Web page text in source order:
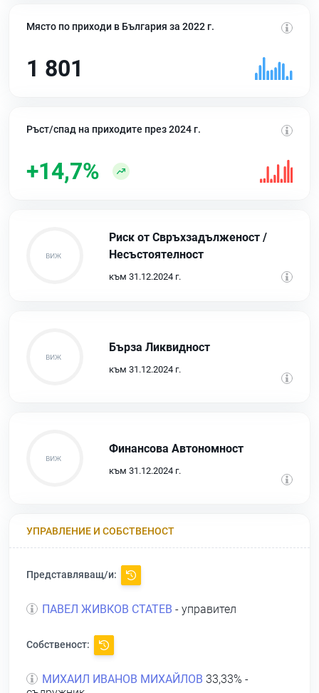
Място по приходи в България за 2022 г.
1 801
Ръст/спад на приходите през 2024 г.
+14,7%
Риск от Свръхзадълженост /
Несъстоятелност
към 31.12.2024 г.
Бърза Ликвидност
към 31.12.2024 г.
Финансова Автономност
към 31.12.2024 г.
УПРАВЛЕНИЕ И СОБСТВЕНОСТ
Представляващ/и:
ПАВЕЛ ЖИВКОВ СТАТЕВ - управител
Собственост:
МИХАИЛ ИВАНОВ МИХАЙЛОВ 33,33% -